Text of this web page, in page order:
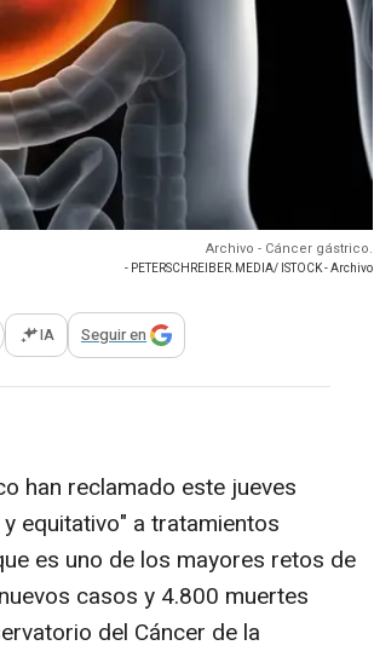
Archivo - Cáncer gástrico.
- PETERSCHREIBER.MEDIA/ ISTOCK - Archivo
opciones para compartir
IA Seguir en
han reclamado este jueves
equitativo" a tratamientos
es uno de los mayores retos de
casos y 4.800 muertes
del Cáncer de la